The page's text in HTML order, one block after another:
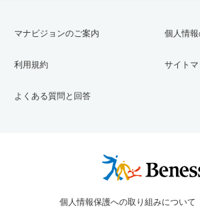
マナビジョンのご案内
利用規約
よくある質問と回答
個人情
サイト
個人情報保護への取り組みについて